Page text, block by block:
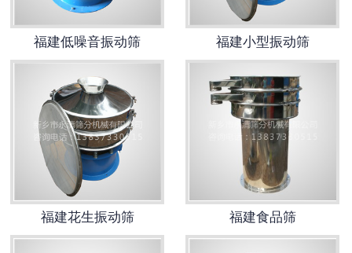
福建低噪音振动筛 福建小型振动筛
福建花生振动筛 福建食品筛